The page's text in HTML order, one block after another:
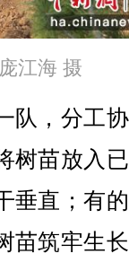
江海 摄
，分工
树苗放入
垂直；有
苗筑牢生